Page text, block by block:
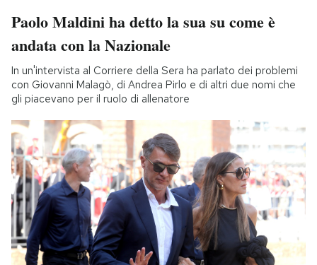
Paolo Maldini ha detto la sua su come è
andata con la Nazionale
In un'intervista al Corriere della Sera ha parlato dei problemi
con Giovanni Malagò, di Andrea Pirlo e di altri due nomi che
gli piacevano per il ruolo di allenatore